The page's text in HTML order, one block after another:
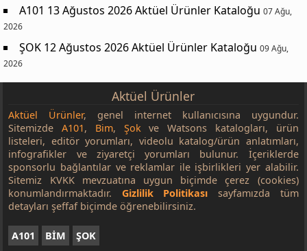
A101 13 Ağustos 2026 Aktüel Ürünler Kataloğu 07 Ağu,
2026
ŞOK 12 Ağustos 2026 Aktüel Ürünler Kataloğu 09 Ağu,
2026
Aktüel Ürünler
Aktüel Ürünler, genel internet kullanıcısına uygundur.
SitemizdeA101, Bim, Şokve Watsons katalogları, ürün
listeleri, editör yorumları, videolu katalog/ürün anlatımları,
infografikler ve ziyaretçi yorumları bulunur. İçeriklerde
sponsorlu bağlantılar ve reklamlar ile işbirlikleri yer alabilir.
Sitemiz KVKK mevzuatına uygun biçimde çerez (cookies)
konumlandırmaktadır. Gizlilik Politikası sayfamızda tüm
detayları şeffaf biçimde öğrenebilirsiniz.
A101 BİM ŞOK